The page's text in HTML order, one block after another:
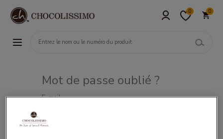
0 0
Mot de passe oublié ?
E-mail